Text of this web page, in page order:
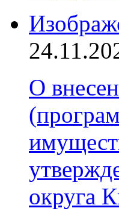
О
округа